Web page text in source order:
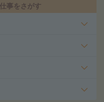
事をさがす